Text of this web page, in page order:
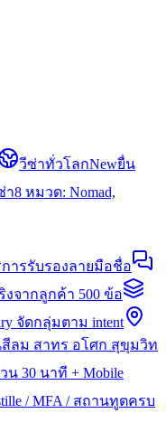
วีซ่าทั่วโลกNewยื่น
า8 หมวด: Nomad,
ารรับรองลายมือชื่อ
จากลูกค้า 500 ข้อ
จัดกลุ่มตาม intent
ลม สาทร อโศก สุขุมวิท
น 30 นาที + Mobile
/ MFA / สถานทูตครบ